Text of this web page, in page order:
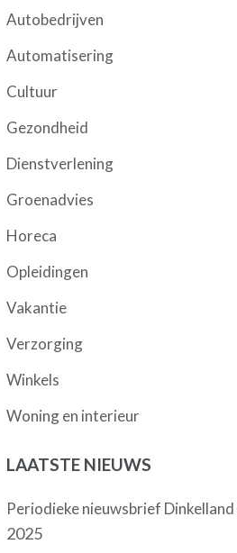
Autobedrijven
Automatisering
Cultuur
Gezondheid
Dienstverlening
Groenadvies
Horeca
Opleidingen
Vakantie
Verzorging
Winkels
Woning en interieur
LAATSTE NIEUWS
Periodieke nieuwsbrief Dinkelland
2025